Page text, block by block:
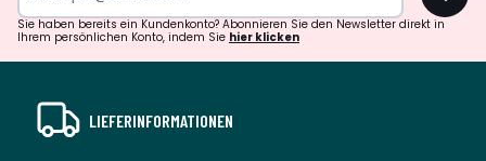
Sie haben bereits ein Kundenkonto? Abonnieren Sie den Newsletter direkt in
Ihrem persönlichen Konto, indem Sie hier klicken
LIEFERINFORMATIONEN